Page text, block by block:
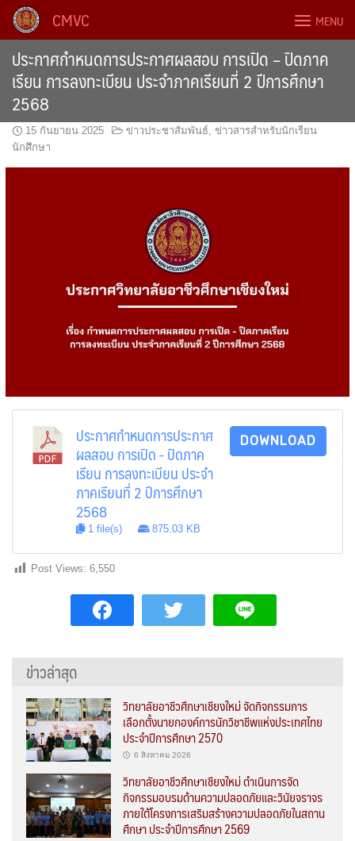
Skip
content
CMVC MENU
ประกาศกำหนดการประกาศผลสอบ การเปิด – ปิดภาค
เรียน การลงทะเบียน ประจำภาคเรียนที่ 2 ปีการศึกษา
2568
15 กันยายน 2025 ข่าวประชาสัมพันธ์, ข่าวสารสำหรับนักเรียน
นักศึกษา
ประกาศกำหนดการประกาศ
ผลสอบ การเปิด - ปิดภาค
เรียน การลงทะเบียน ประจำ
ภาคเรียนที่ 2 ปีการศึกษา
2568
1 file(s) 875.03 KB
DOWNLOAD
Post Views: 6,550
ข่าวล่าสุด
วิทยาลัยอาชีวศึกษาเชียงใหม่ จัดกิจกรรมการ
เลือกตั้งนายกองค์การนักวิชาชีพแห่งประเทศไทย
ประจำปีการศึกษา 2570
6 สิงหาคม 2026
วิทยาลัยอาชีวศึกษาเชียงใหม่ ดำเนินการจัด
กิจกรรมอบรมด้านความปลอดภัยและวินัยจราจร
ภายใต้โครงการเสริมสร้างความปลอดภัยในสถาน
ศึกษา ประจำปีการศึกษา 2569